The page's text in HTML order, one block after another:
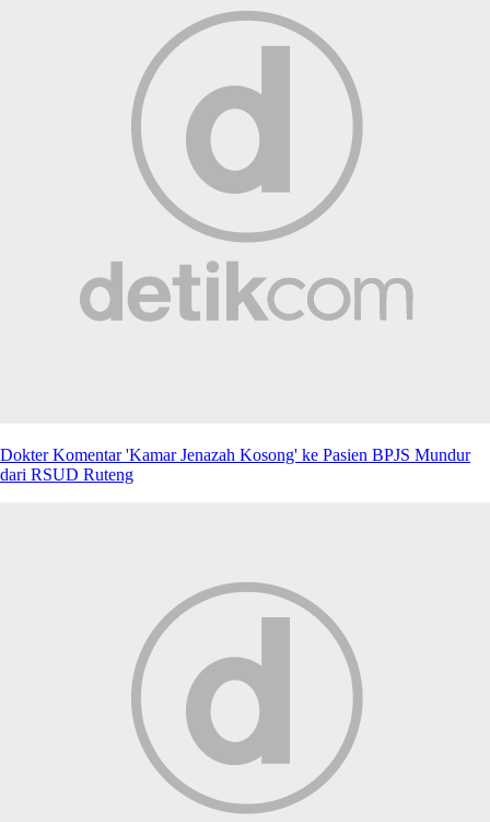
Dokter Komentar 'Kamar Jenazah Kosong' ke Pasien BPJS Mundur
dari RSUD Ruteng